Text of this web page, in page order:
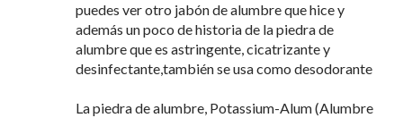
puedes ver otro jabón de alumbre que hice y
además un poco de historia de la piedra de
alumbre que es astringente, cicatrizante y
desinfectante,también se usa como desodorante
La piedra de alumbre, Potassium-Alum (Alumbre